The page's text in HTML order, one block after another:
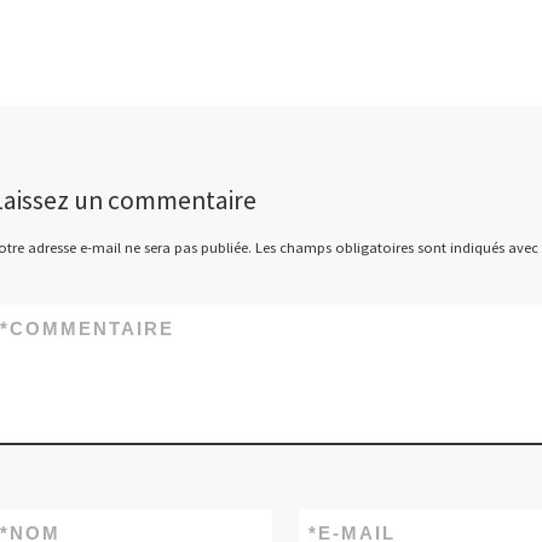
un commentaire
adresse e-mail ne sera pas publiée. Les champs obligatoires sont indiqués avec
COMMENTAIRE
*
NOM
* E-MAIL
*